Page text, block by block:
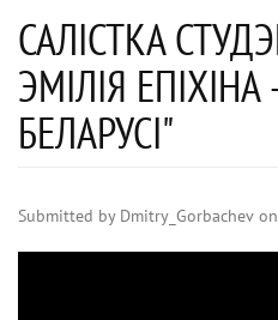
САЛІСТКА
ЭМІЛІЯ
БЕЛАРУСI"
Submitted by Dmitry_Gorbachev on